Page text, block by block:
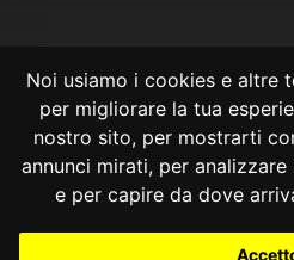
Noi usiamo i cookies e altre
per migliorare la tua
nostro sito, per mostrarti
annunci mirati, per
e per capire da dove
CONSULTA ONLINE DAL
Consulta OnLine non ha prodotto e
le informazioni legali
costituisce una relazione